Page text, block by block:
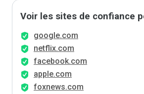
Voir les sites de confiance
google.com
netflix.com
facebook.com
apple.com
foxnews.com